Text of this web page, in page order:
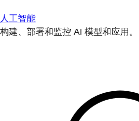
人工智能
构建、部署和监控 AI 模型和应用。